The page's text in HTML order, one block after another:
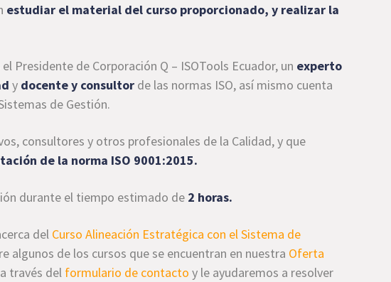
estudiar el material del curso proporcionado, y realizar la
el Presidente de Corporación Q – ISOTools Ecuador, un experto
y docente y consultor de las normas ISO, así mismo cuenta
de Gestión.
consultores y otros profesionales de la Calidad, y que
de la norma ISO 9001:2015.
durante el tiempo estimado de 2 horas.
del Curso Alineación Estratégica con el Sistema de
algunos de los cursos que se encuentran en nuestra Oferta
través del formulario de contacto y le ayudaremos a resolver